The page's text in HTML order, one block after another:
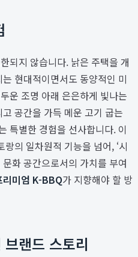
되지 않습니다. 낡은 주택을 개
현대적이면서도 동양적인 미
운 조명 아래 은은하게 빛나는
공간을 가득 메운 고기 굽는
특별한 경험을 선사합니다. 이
랑의 일차원적 기능을 넘어, ‘시
화 공간으로서의 가치를 부여
리미엄 K-BBQ가 지향해야 할 방
랜드 스토리